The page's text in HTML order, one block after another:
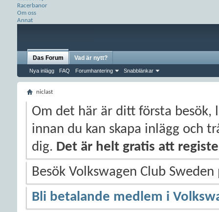
Racerbanor
Om oss
Annat
Das Forum
Nya inlägg FAQ Forumhantering Snabblänkar
Vad är nytt?
niclast
Om det här är ditt första besök,
innan du kan skapa inlägg och
dig. Det är helt gratis att
Besök Volkswagen Club
Bli betalande medlem i